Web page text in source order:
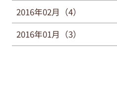
2016年02月（4）
2016年01月（3）